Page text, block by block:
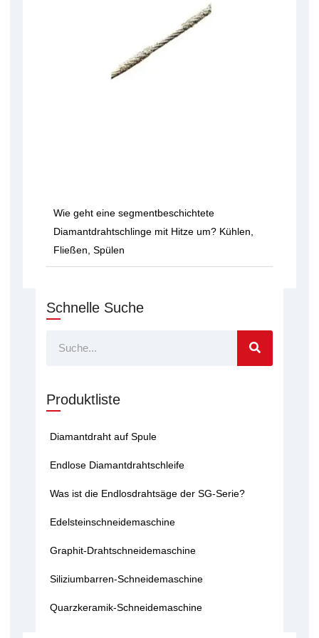
Wie geht eine segmentbeschichtete
Diamantdrahtschlinge mit Hitze um? Kühlen,
Fließen, Spülen
Schnelle Suche
Suche
Produktliste
Diamantdraht auf Spule
Endlose Diamantdrahtschleife
Was ist die Endlosdrahtsäge der SG-Serie?
Edelsteinschneidemaschine
Graphit-Drahtschneidemaschine
Siliziumbarren-Schneidemaschine
Quarzkeramik-Schneidemaschine